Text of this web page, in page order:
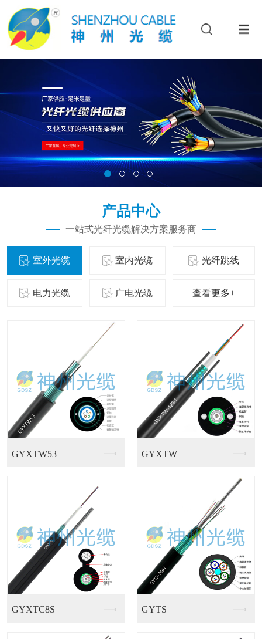
产品中心
一站式光纤光缆解决方案服务商
室外光缆 室内光缆 光纤跳线
电力光缆 广电光缆 查看更多+
GJFGV室内皮线光... GJFJKV-48芯...
GJFJV多芯室内束... GJFJKV多用途室...